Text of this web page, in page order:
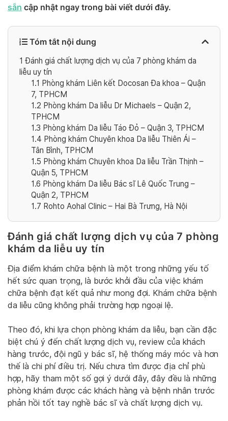
sẵn cập nhật ngay trong bài viết dưới đây.
Tóm tắt nội dung
1 Đánh giá chất lượng dịch vụ của 7 phòng khám da
liễu uy tín
1.1 Phòng khám Liên kết Docosan Đa khoa – Quận
7, TPHCM
1.2 Phòng khám Da liễu Dr Michaels – Quận 2,
TPHCM
1.3 Phòng khám Da liễu Táo Đỏ – Quận 3, TPHCM
1.4 Phòng khám Chuyên khoa Da liễu Thiên Ái –
Tân Bình, TPHCM
1.5 Phòng khám Chuyên khoa Da liễu Trần Thịnh –
Quận 5, TPHCM
1.6 Phòng khám Da liễu Bác sĩ Lê Quốc Trung –
Quận 2, TPHCM
1.7 Rohto Aohal Clinic – Hai Bà Trưng, Hà Nội
Đánh giá chất lượng dịch vụ của 7 phòng
khám da liễu uy tín
Địa điểm khám chữa bệnh là một trong những yếu tố
hết sức quan trọng, là bước khởi đầu của việc khám
chữa bệnh đạt kết quả như mong đợi. Khám chữa bệnh
da liễu cũng không phải trường hợp ngoại lệ.
Theo đó, khi lựa chọn phòng khám da liễu, bạn cần đặc
biệt chú ý đến chất lượng dịch vụ, review của khách
hàng trước, đội ngũ y bác sĩ, hệ thống máy móc và hơn
thế là chi phí điều trị. Nếu chưa tìm được địa chỉ phù
hợp, hãy tham một số gợi ý dưới đây, đây đều là những
phòng khám được các khách hàng và bệnh nhân trước
phản hồi tốt tay nghề bác sĩ và chất lượng dịch vụ.